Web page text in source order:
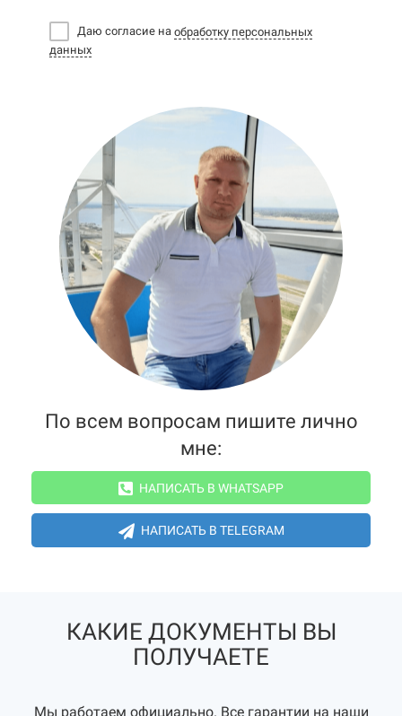
Даю согласие на обработку персональных
данных
По всем вопросам пишите лично
мне:
НАПИСАТЬ В WHATSAPP
НАПИСАТЬ В TELEGRAM
КАКИЕ ДОКУМЕНТЫ ВЫ
ПОЛУЧАЕТЕ
Мы работаем официально. Все гарантии на наши